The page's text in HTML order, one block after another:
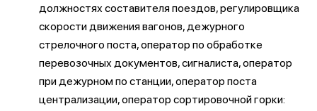
должностях составителя поездов, регулировщика
скорости движения вагонов, дежурного
стрелочного поста, оператор по обработке
перевозочных документов, сигналиста, оператор
при дежурном по станции, оператор поста
централизации, оператор сортировочной горки: